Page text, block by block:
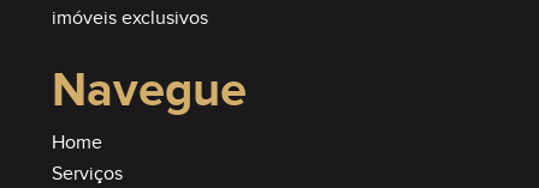
imóveis exclusivos
Navegue
Home
Serviços